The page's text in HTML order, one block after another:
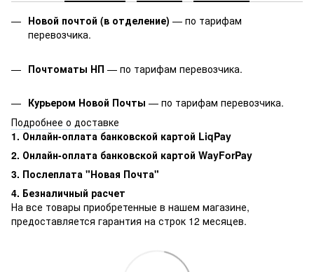
Новой почтой (в отделение) — по тарифам
перевозчика.
Почтоматы НП — по тарифам перевозчика.
Курьером Новой Почты — по тарифам перевозчика.
Подробнее о доставке
1. Онлайн-оплата банковской картой LiqPay
2. Онлайн-оплата банковской картой WayForPay
3. Послеплата "Новая Почта"
4. Безналичный расчет
На все товары приобретенные в нашем магазине,
предоставляется гарантия на строк 12 месяцев.